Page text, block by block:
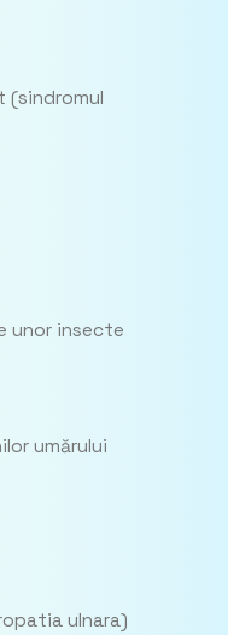
(sindromul
unor insecte
umărului
ulnara)